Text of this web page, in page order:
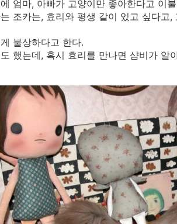
엄마, 아빠가 고양이만 좋아한다고 이
조카는, 효리와 평생 같이 있고 싶다고
불상하다고 한다.
했는데, 혹시 효리를 만나면 샴비가 알